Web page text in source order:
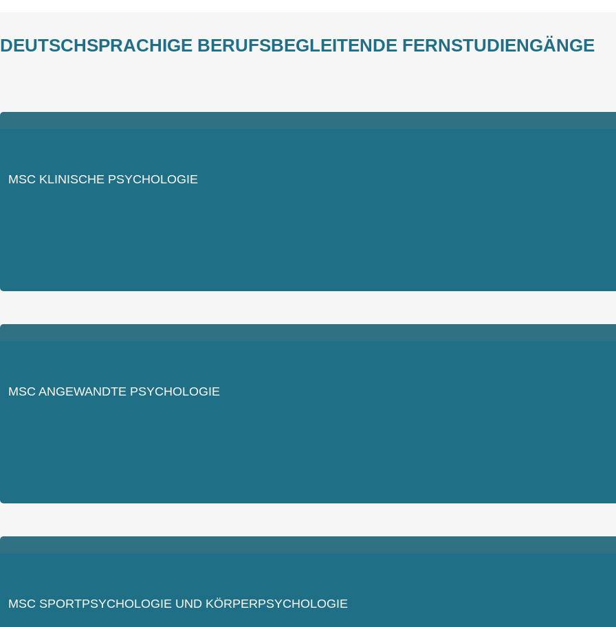
DEUTSCHSPRACHIGE BERUFSBEGLEITENDE FERNSTUDIENGÄNGE
MSC KLINISCHE PSYCHOLOGIE
MSC ANGEWANDTE PSYCHOLOGIE
MSC SPORTPSYCHOLOGIE UND KÖRPERPSYCHOLOGIE